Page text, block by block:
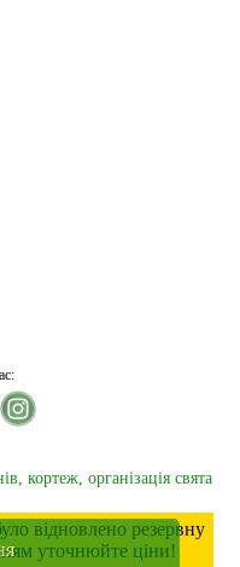
кортеж, організація свята
відновлено резервну
уточнюйте ціни!